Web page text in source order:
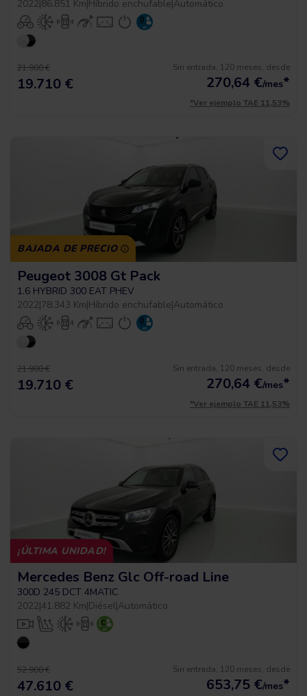
2022|86.851 Km|Híbrido enchufable|Automático
21.900 €
19.710 €
Sin entrada, 120 meses, desde
270,64 €/mes*
*Ver ejemplo TAE 11,53%
BAJADA DE PRECIO
Peugeot 3008 Gt Pack
1.6 HYBRID 300 EAT PHEV
2022|78.343 Km|Híbrido enchufable|Automático
21.900 €
19.710 €
Sin entrada, 120 meses, desde
270,64 €/mes*
*Ver ejemplo TAE 11,53%
¡ÚLTIMA UNIDAD!
Mercedes Benz Glc Off-road Line
300D 245 DCT 4MATIC
2022|41.882 Km|Diésel|Automático
52.900 €
47.610 €
Sin entrada, 120 meses, desde
653,75 €/mes*